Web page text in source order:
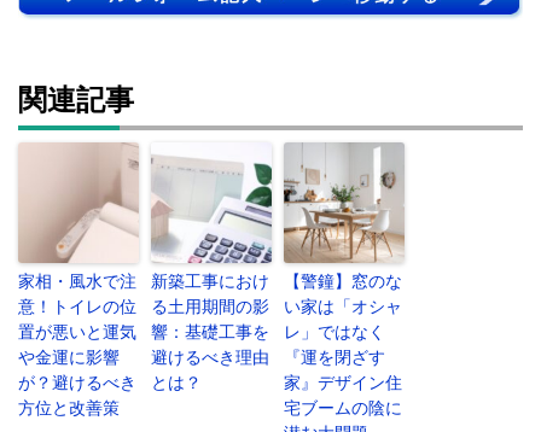
関連記事
家相・風水で注
意！トイレの位
置が悪いと運気
や金運に影響
が？避けるべき
方位と改善策
新築工事におけ
る土用期間の影
響：基礎工事を
避けるべき理由
とは？
【警鐘】窓のな
い家は「オシャ
レ」ではなく
『運を閉ざす
家』デザイン住
宅ブームの陰に